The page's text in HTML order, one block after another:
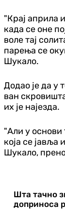
"Крај априла
када се оне
воле тај
парења се
Шукало.
Додао је да у
ван
их је најезда.
"Али у основи
која се јавља
Шукало,
Шта тачно
доприноса